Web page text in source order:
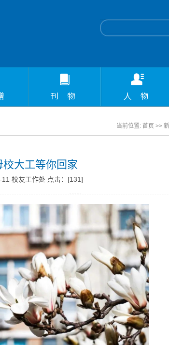
当前位置: 首页 >>
校大工等你回家
校友工作处 点击：[131]